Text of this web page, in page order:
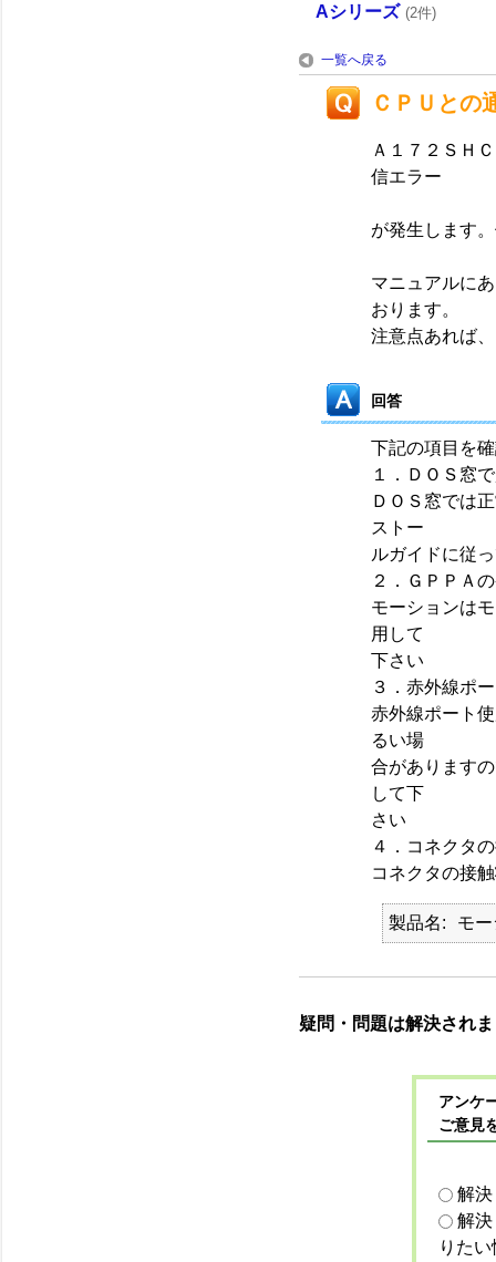
Aシリーズ (2件)
一覧へ戻る
ＣＰＵとの
Ａ１７２ＳＨ
信エラー
が発生します
マニュアルに
おります。
注意点あれば
回答
下記の項目を
１．ＤＯＳ窓
ＤＯＳ窓では
ストー
ルガイドに従
２．ＧＰＰＡ
モーションは
用して
下さい
３．赤外線ポ
赤外線ポート
るい場
合があります
して下
さい
４．コネクタ
コネクタの接
製品名 モ
疑問・問題は解決され
アンケ
ご意見
解
解
りた